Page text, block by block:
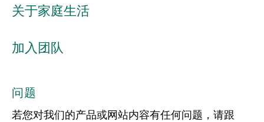
关于家庭生活
加入团队
问题
若您对我们的产品或网站内容有任何问题，请跟